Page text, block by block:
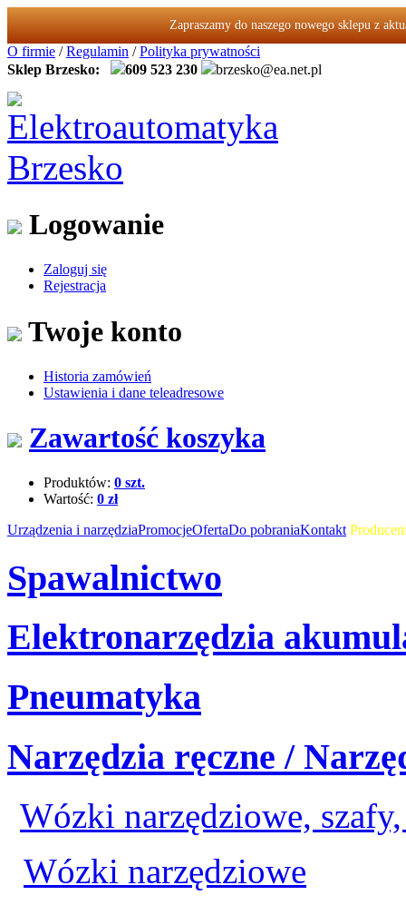
Zapraszamy do naszego nowego sklepu z
O firmie /Regulamin /Polityka prywatności
Sklep Brzesko:
609 523 230 brzesko@ea.net.pl
Logowanie
Zaloguj się
Rejestracja
Twoje konto
Historia zamówień
Ustawienia i dane teleadresowe
Zawartość koszyka
Produktów: 0 szt.
Wartość: 0 zł
Urządzenia i narzędziaPromocjeOfertaDo pobraniaKontakt
Spawalnictwo
Elektronarzędzia
Pneumatyka
Narzędzia ręczne /
Wózki narzędziowe,
Wózki narzędziowe